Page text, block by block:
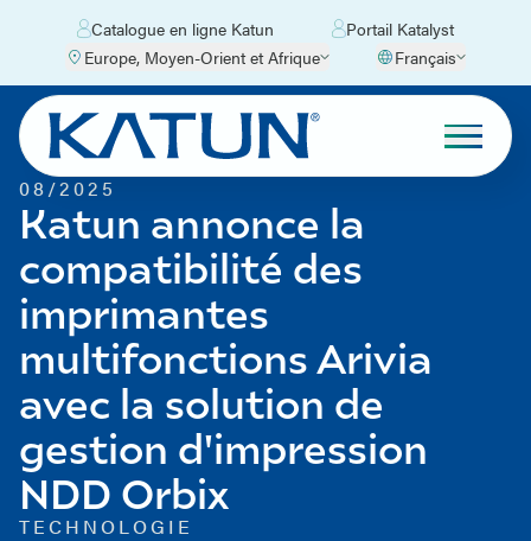
Catalogue en ligne Katun
Portail Katalyst
Europe, Moyen-Orient et Afrique
Français
08/2025
Katun annonce la
compatibilité des
imprimantes
multifonctions Arivia
avec la solution de
gestion d'impression
NDD Orbix
TECHNOLOGIE